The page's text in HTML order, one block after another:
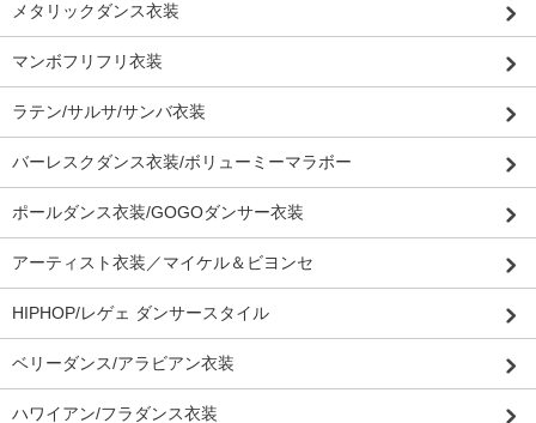
メタリックダンス衣装
マンボフリフリ衣装
ラテン/サルサ/サンバ衣装
バーレスクダンス衣装/ボリューミーマラボー
ポールダンス衣装/GOGOダンサー衣装
アーティスト衣装／マイケル＆ビヨンセ
HIPHOP/レゲェ ダンサースタイル
ベリーダンス/アラビアン衣装
ハワイアン/フラダンス衣装